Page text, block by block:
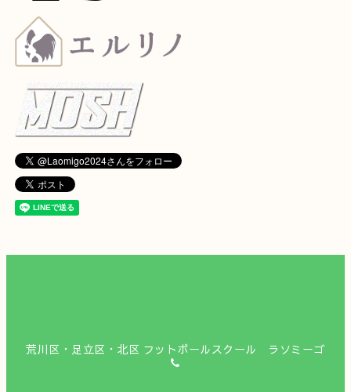
荒川区・足立区・北区 フットボールスクール ラソミーゴ